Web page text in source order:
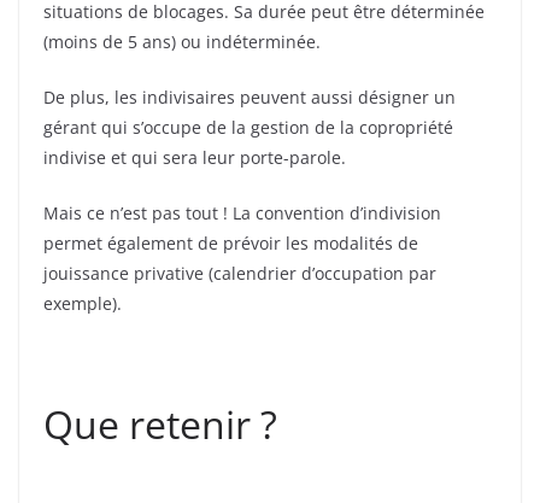
situations de blocages. Sa durée peut être déterminée
(moins de 5 ans) ou indéterminée.
De plus, les indivisaires peuvent aussi désigner un
gérant qui s’occupe de la gestion de la copropriété
indivise et qui sera leur porte-parole.
Mais ce n’est pas tout ! La convention d’indivision
permet également de prévoir les modalités de
jouissance privative (calendrier d’occupation par
exemple).
Que retenir ?